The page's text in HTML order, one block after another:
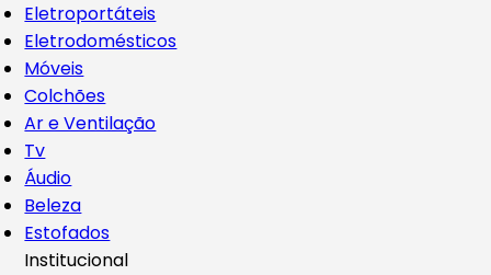
Eletroportáteis
Eletrodomésticos
Móveis
Colchões
Ar e Ventilação
Tv
Áudio
Beleza
Estofados
Institucional